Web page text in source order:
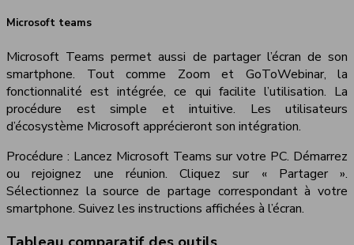
Microsoft teams
Microsoft Teams permet aussi de partager l’écran de son
smartphone. Tout comme Zoom et GoToWebinar, la
fonctionnalité est intégrée, ce qui facilite l’utilisation. La
procédure est simple et intuitive. Les utilisateurs
d’écosystème Microsoft apprécieront son intégration.
Procédure : Lancez Microsoft Teams sur votre PC. Démarrez
ou rejoignez une réunion. Cliquez sur « Partager ».
Sélectionnez la source de partage correspondant à votre
smartphone. Suivez les instructions affichées à l’écran.